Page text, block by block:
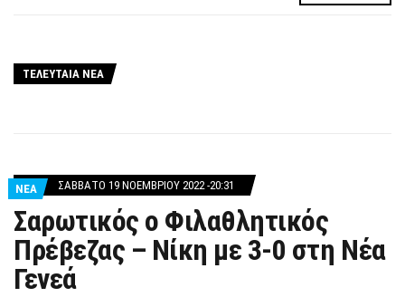
ΤΕΛΕΥΤΑΙΑ ΝΕΑ
ΝΕΑ ΣΆΒΒΑΤΟ 19 ΝΟΕΜΒΡΊΟΥ 2022 -20:31
Σαρωτικός ο Φιλαθλητικός
Πρέβεζας – Νίκη με 3-0 στη Νέα
Γενεά